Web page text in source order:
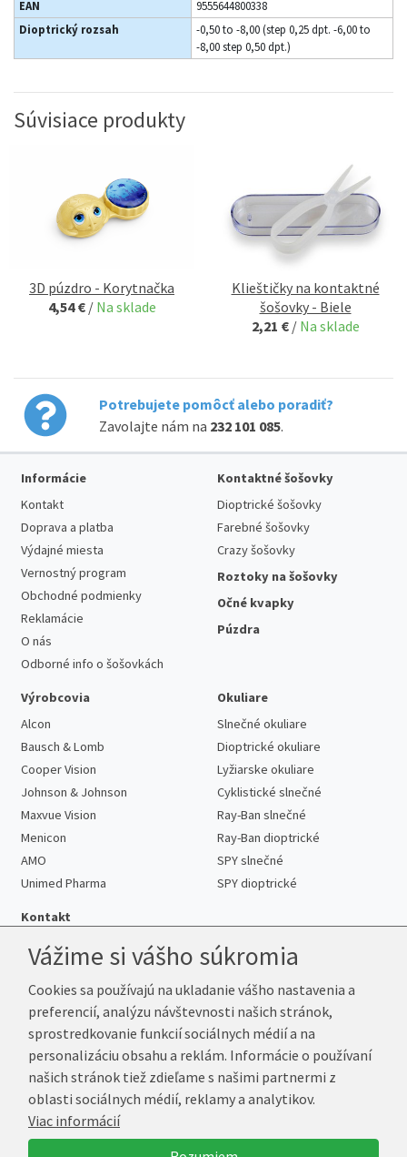
EAN
9555644800338
Dioptrický rozsah
-0,50 to -8,00 (step 0,25 dpt. -6,00 to
-8,00 step 0,50 dpt.)
Súvisiace produkty
3D púzdro - Korytnačka
4,54 € / Na sklade
Klieštičky na kontaktné
šošovky - Biele
2,21 € / Na sklade
Potrebujete pomôcť alebo poradiť?
Zavolajte nám na 232 101 085.
Informácie
Kontakt
Doprava a platba
Výdajné miesta
Vernostný program
Obchodné podmienky
Reklamácie
O nás
Odborné info o šošovkách
Kontaktné šošovky
Dioptrické šošovky
Farebné šošovky
Crazy šošovky
Roztoky na šošovky
Očné kvapky
Púzdra
Výrobcovia
Alcon
Bausch & Lomb
Cooper Vision
Johnson & Johnson
Maxvue Vision
Menicon
AMO
Unimed Pharma
Okuliare
Slnečné okuliare
Dioptrické okuliare
Lyžiarske okuliare
Cyklistické slnečné
Ray-Ban slnečné
Ray-Ban dioptrické
SPY slnečné
SPY dioptrické
Kontakt
Telefón:+421 222 205 863
E-mail:info@kup-sosovky.sk
Reklamačná adresa
Andrea Votavová
Revoluční 1017
290 01 Poděbrady
Česká republika
Vážime si vášho súkromia
Cookies sa používajú na ukladanie vášho nastavenia a
preferencií, analýzu návštevnosti našich stránok,
sprostredkovanie funkcií sociálnych médií a na
personalizáciu obsahu a reklám. Informácie o používaní
našich stránok tiež zdieľame s našimi partnermi z
oblasti sociálnych médií, reklamy a analytikov.
Viac informácií